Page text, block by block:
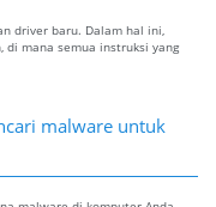
driver baru. Dalam hal ini,
mana semua instruksi yang
malware untuk